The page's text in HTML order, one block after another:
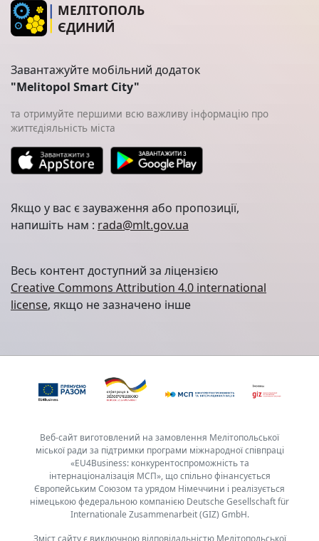
МЕЛІТОПОЛЬ
ЄДИНИЙ
Завантажуйте мобільний додаток
"Melitopol Smart City"
та отримуйте першими всю важливу інформацію про
життєдіяльність міста
Якщо у вас є зауваження або пропозиції,
напишіть нам : rada@mlt.gov.ua
Весь контент доступний за ліцензією
Creative Commons Attribution 4.0 international
license, якщо не зазначено інше
Веб-сайт виготовлений на замовлення Мелітопольської
міської ради за підтримки програми міжнародної співпраці
«EU4Business: конкурентоспроможність та
інтернаціоналізація МСП», що спільно фінансується
Європейським Союзом та урядом Німеччини і реалізується
німецькою федеральною компанією Deutsche Gesellschaft für
Internationale Zusammenarbeit (GIZ) GmbH.
Зміст сайту є виключною відповідальністю Мелітопольської